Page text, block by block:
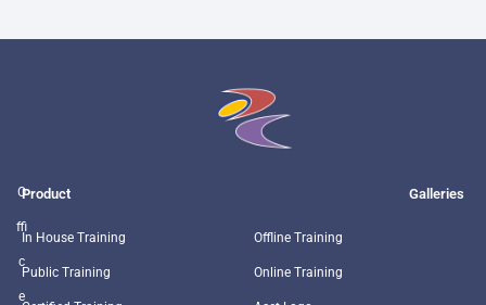
O
ffi
c
e
Product
In House Training
Public Training
Galleries
Offline Training
Online Training